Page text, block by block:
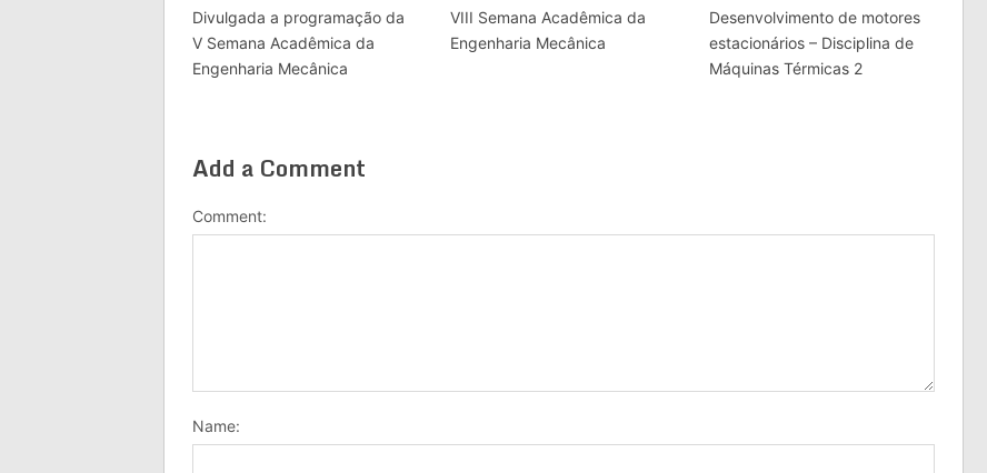
Divulgada a programação da
V Semana Acadêmica da
Engenharia Mecânica
VIII Semana Acadêmica da
Engenharia Mecânica
Desenvolvimento de motores
estacionários – Disciplina de
Máquinas Térmicas 2
Add a Comment
Comment:
Name: